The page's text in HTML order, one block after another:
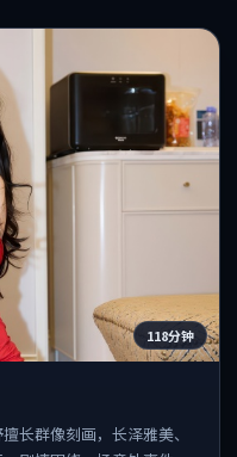
118分钟
长群像刻画，长泽雅美、